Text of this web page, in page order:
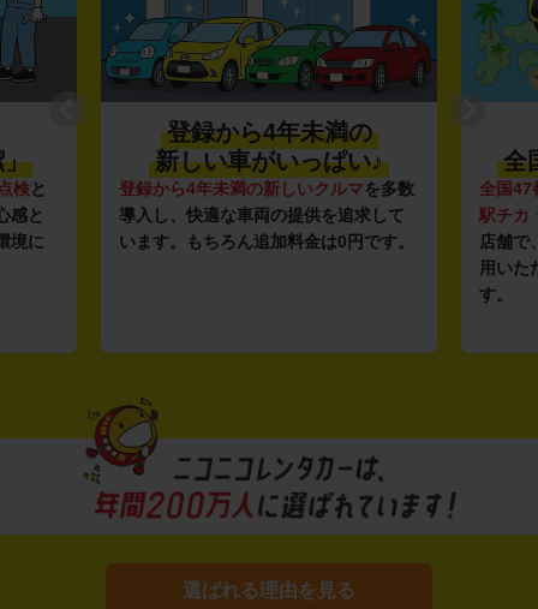
」
検と
感と
境に
登録から4年未満の
新しい車がいっぱい♪
登録から4年未満の新しいクルマを多数
導入し、快適な車両の提供を追求して
います。もちろん追加料金は0円です。
全
全国47
駅チカ
店舗で
用いた
す。
選ばれる理由を見る